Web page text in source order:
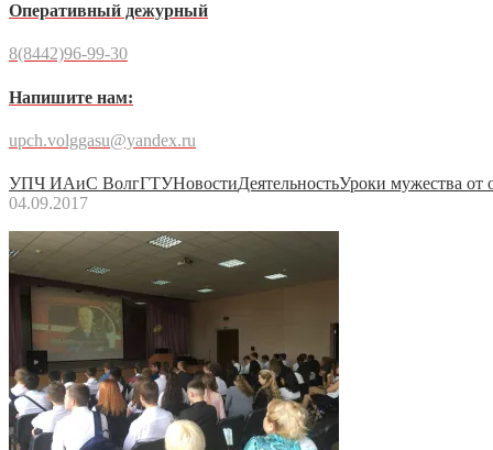
Оперативный дежурный
8(8442)96-99-30
Напишите нам:
upch.volggasu@yandex.ru
УПЧ ИАиС ВолгГТУНовостиДеятельностьУроки мужества от
04.09.2017